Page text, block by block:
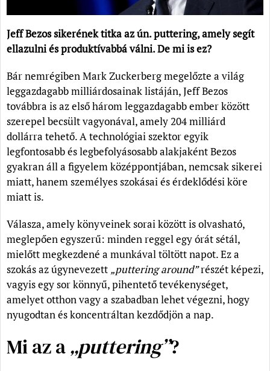
Jeff Bezos sikerének titka az ún. puttering, amely segít
ellazulni és produktívabbá válni. De mi is ez?
Bár nemrégiben Mark Zuckerberg megelőzte a világ
leggazdagabb milliárdosainak listáján, Jeff Bezos
továbbra is az első három leggazdagabb ember között
szerepel becsült vagyonával, amely 204 milliárd
dollárra tehető. A technológiai szektor egyik
legfontosabb és legbefolyásosabb alakjaként Bezos
gyakran áll a figyelem középpontjában, nemcsak sikerei
miatt, hanem személyes szokásai és érdeklődési köre
miatt is.
Válasza, amely könyveinek sorai között is olvasható,
meglepően egyszerű: minden reggel egy órát sétál,
mielőtt megkezdené a munkával töltött napot. Ez a
szokás az úgynevezett „puttering around”részét képezi,
vagyis egy sor könnyű, pihentető tevékenységet,
amelyet otthon vagy a szabadban lehet végezni, hogy
nyugodtan és koncentráltan kezdődjön a nap.
Mi az a„puttering”?